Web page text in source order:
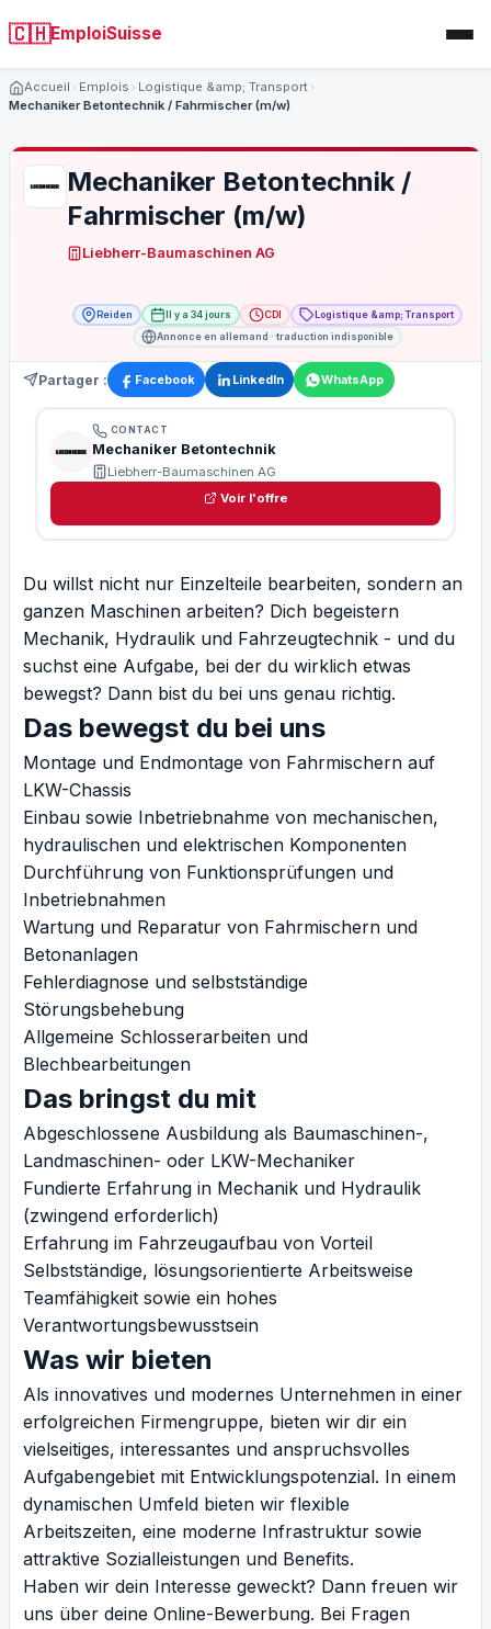
🇨🇭EmploiSuisse
Accueil Emplois
Logistique &amp; Transport
Mechaniker Betontechnik / Fahrmischer (m/w)
Mechaniker Betontechnik /
Fahrmischer (m/w)
Liebherr-Baumaschinen AG
Reiden Il y a 34 jours CDI
Logistique &amp; Transport
Annonce en allemand · traduction indisponible
Partager : Facebook LinkedIn WhatsApp
CONTACT
Mechaniker Betontechnik
Liebherr-Baumaschinen AG
Voir l'offre
Du willst nicht nur Einzelteile bearbeiten, sondern an
ganzen Maschinen arbeiten? Dich begeistern
Mechanik, Hydraulik und Fahrzeugtechnik - und du
suchst eine Aufgabe, bei der du wirklich etwas
bewegst? Dann bist du bei uns genau richtig.
Das bewegst du bei uns
Montage und Endmontage von Fahrmischern auf
LKW-Chassis
Einbau sowie Inbetriebnahme von mechanischen,
hydraulischen und elektrischen Komponenten
Durchführung von Funktionsprüfungen und
Inbetriebnahmen
Wartung und Reparatur von Fahrmischern und
Betonanlagen
Fehlerdiagnose und selbstständige
Störungsbehebung
Allgemeine Schlosserarbeiten und
Blechbearbeitungen
Das bringst du mit
Abgeschlossene Ausbildung als Baumaschinen-,
Landmaschinen- oder LKW-Mechaniker
Fundierte Erfahrung in Mechanik und Hydraulik
(zwingend erforderlich)
Erfahrung im Fahrzeugaufbau von Vorteil
Selbstständige, lösungsorientierte Arbeitsweise
Teamfähigkeit sowie ein hohes
Verantwortungsbewusstsein
Was wir bieten
Als innovatives und modernes Unternehmen in einer
erfolgreichen Firmengruppe, bieten wir dir ein
vielseitiges, interessantes und anspruchsvolles
Aufgabengebiet mit Entwicklungspotenzial. In einem
dynamischen Umfeld bieten wir flexible
Arbeitszeiten, eine moderne Infrastruktur sowie
attraktive Sozialleistungen und Benefits.
Haben wir dein Interesse geweckt? Dann freuen wir
uns über deine Online-Bewerbung. Bei Fragen